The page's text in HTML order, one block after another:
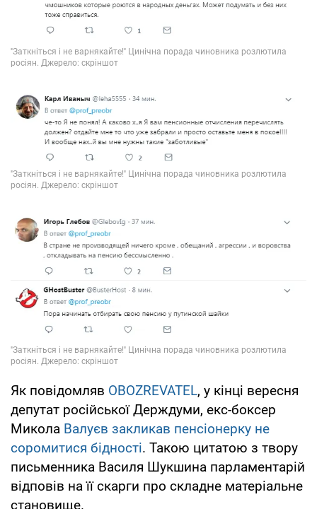
Як повідомляв OBOZREVATEL, у кінці вересня
депутат російської Держдуми, екс-боксер
Микола Валуєв закликав пенсіонерку не
соромитися бідності. Такою цитатою з твору
письменника Василя Шукшина парламентарій
відповів на її скарги про складне матеріальне
становище.